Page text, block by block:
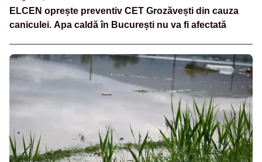
ELCEN oprește preventiv CET Grozăvești din cauza
caniculei. Apa caldă în București nu va fi afectată